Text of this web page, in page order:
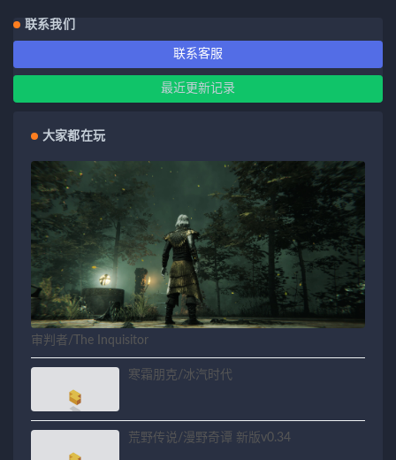
联系我们
联系客服
最近更新记录
大家都在玩
审判者/The Inquisitor
寒霜朋克/冰汽时代
荒野传说/漫野奇谭 新版v0.34